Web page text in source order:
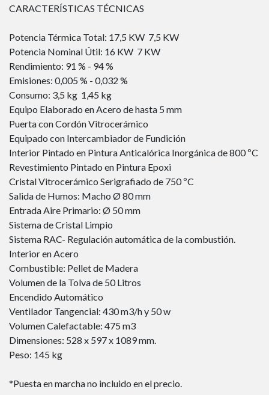
CARACTERÍSTICAS TÉCNICAS
Potencia Térmica Total: 17,5 KW  7,5 KW
Potencia Nominal Útil: 16 KW  7 KW
Rendimiento: 91 % - 94 %
Emisiones: 0,005 % - 0,032 %
Consumo: 3,5 kg  1,45 kg
Equipo Elaborado en Acero de hasta 5 mm
Puerta con Cordón Vitrocerámico
Equipado con Intercambiador de Fundición
Interior Pintado en Pintura Anticalórica Inorgánica de 800 ºC
Revestimiento Pintado en Pintura Epoxi
Cristal Vitrocerámico Serigrafiado de 750 ºC
Salida de Humos: Macho Ø 80 mm
Entrada Aire Primario: Ø 50 mm
Sistema de Cristal Limpio
Sistema RAC- Regulación automática de la combustión.
Interior en Acero
Combustible: Pellet de Madera
Volumen de la Tolva de 50 Litros
Encendido Automático
Ventilador Tangencial: 430 m3/h y 50 w
Volumen Calefactable: 475 m3
Dimensiones: 528 x 597 x 1089 mm.
Peso: 145 kg
*Puesta en marcha no incluido en el precio.